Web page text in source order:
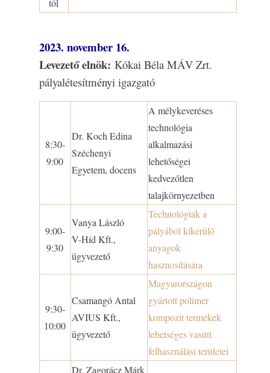
tól
2023. november 16.
Levezető elnök: Kókai Béla MÁV Zrt.
pályalétesítményi igazgató
8:30-
9:00
Dr. Koch Edina
Széchenyi
Egyetem, docens
A mélykeveréses
technológia
alkalmazási
lehetőségei
kedvezőtlen
talajkörnyezetben
9:00-
9:30
Vanya László
V-Híd Kft.,
ügyvezető
Technológiák a
pályából kikerülő
anyagok
hasznosítására
9:30-
10:00
Csamangó Antal
AVIUS Kft.,
ügyvezető
Magyarországon
gyártott polimer
kompozit termékek
lehetséges vasúti
felhasználási területei
Dr. Zagorácz Márk